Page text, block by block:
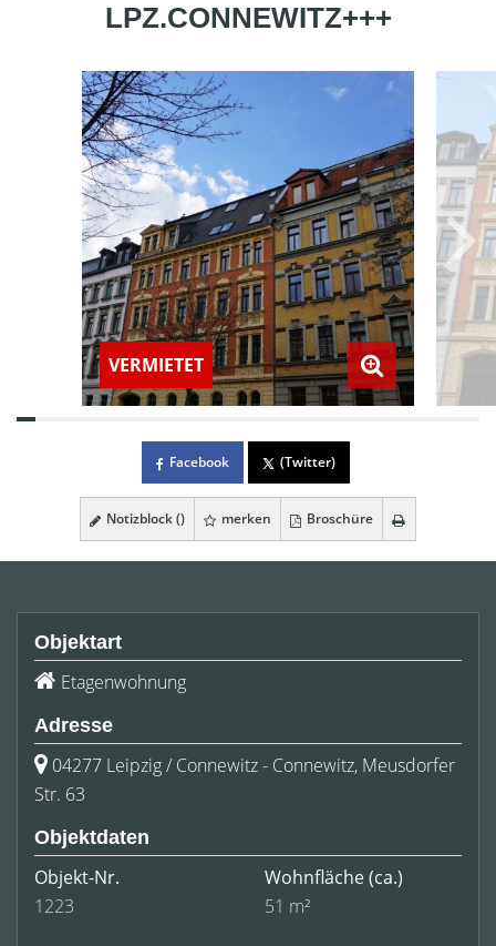
LPZ.CONNEWITZ+++
VERMIETET
Facebook (Twitter)
Notizblock () merken Broschüre
Objektart
Etagenwohnung
Adresse
04277 Leipzig / Connewitz - Connewitz, Meusdorfer
Str. 63
Objektdaten
Objekt-Nr.
1223
Wohnfläche(ca.)
51 m²